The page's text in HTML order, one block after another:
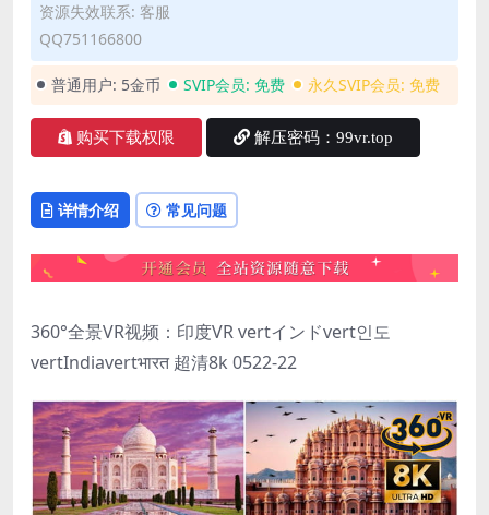
资源失效联系: 客服
QQ751166800
普通用户: 5金币 SVIP会员: 免费 永久SVIP会员: 免费
购买下载权限 解压密码：99vr.top
详情介绍 常见问题
360°全景VR视频：印度VR vertインドvert인도
vertIndiavertभारत 超清8k 0522-22